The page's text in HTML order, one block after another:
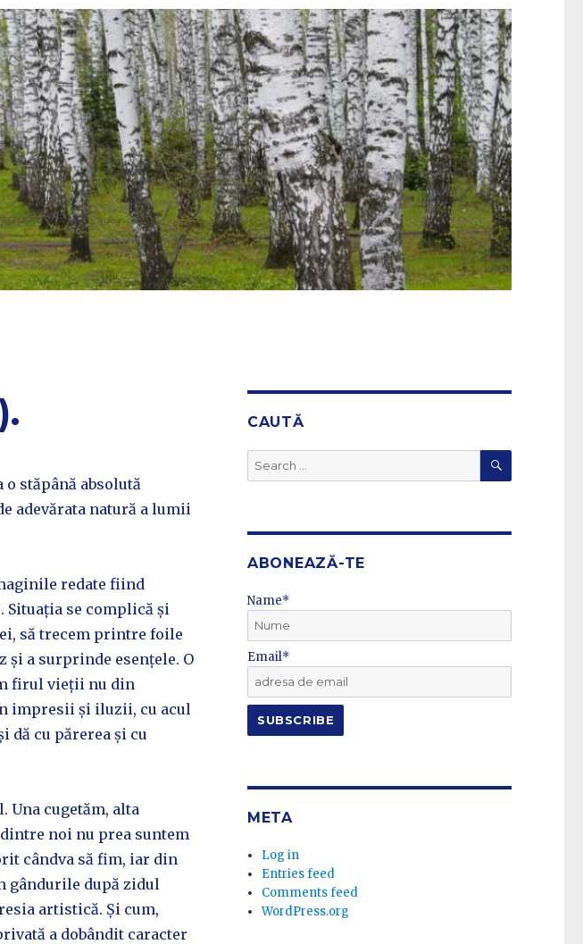
o stăpână absolută
adevărata natură a lumii
redate fiind
se complică și
să trecem printre foile
și a surprinde esențele. O
firul vieții nu din
impresii și iluzii, cu acul
cu părerea și cu
Una cugetăm, alta
noi nu prea suntem
cândva să fim, iar din
gândurile după zidul
artistică. Și cum,
a dobândit caracter
CAUTĂ
Search
for:
SEARCH
ABONEAZĂ-TE
Name*
Email*
META
Log in
Entries feed
Comments feed
WordPress.org